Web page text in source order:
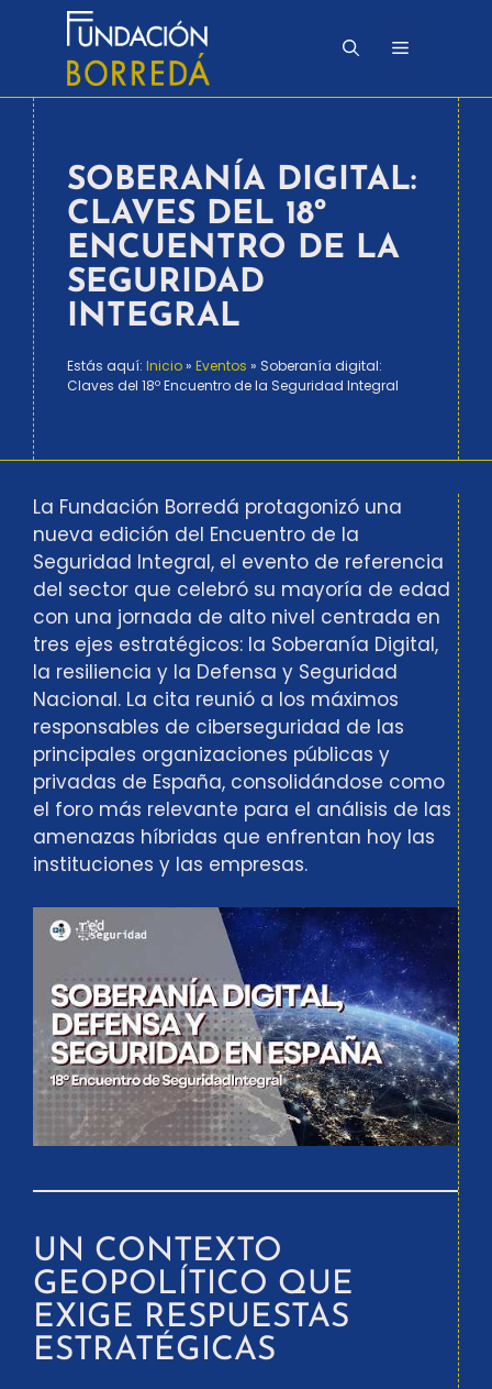
contenido
Menú
SOBERANÍA DIGITAL:
CLAVES DEL 18º
ENCUENTRO DE LA
SEGURIDAD
INTEGRAL
Estás aquí: Inicio» Eventos » Soberanía digital:
Claves del 18º Encuentro de la Seguridad Integral
La Fundación Borredá protagonizó una
nueva edición del Encuentro de la
Seguridad Integral, el evento de referencia
del sector que celebró su mayoría de edad
con una jornada de alto nivel centrada en
tres ejes estratégicos: la Soberanía Digital,
la resiliencia y la Defensa y Seguridad
Nacional. La cita reunió a los máximos
responsables de ciberseguridad de las
principales organizaciones públicas y
privadas de España, consolidándose como
el foro más relevante para el análisis de las
amenazas híbridas que enfrentan hoy las
instituciones y las empresas.
UN CONTEXTO
GEOPOLÍTICO QUE
EXIGE RESPUESTAS
ESTRATÉGICAS